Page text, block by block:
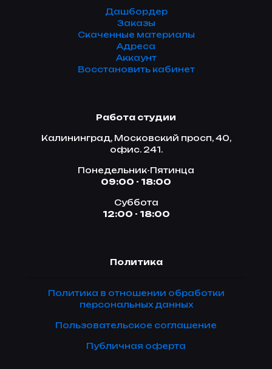
Дашбордер
Заказы
Скаченные материалы
Адреса
Аккаунт
Восстановить кабинет
Работа студии
Калининград, Московский просп, 40,
офис. 241.
Понедельник-Пятинца
09:00 - 18:00
Суббота
12:00 - 18:00
Политика
Политика в отношении обработки
персональных данных
Пользовательское соглашение
Публичная оферта